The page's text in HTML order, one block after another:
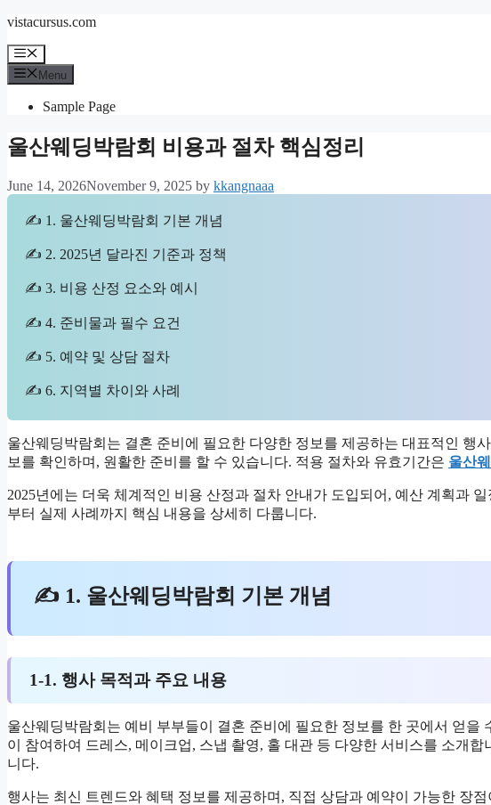
Skip
content
vistacursus.com
Menu
Menu
Sample Page
울산웨딩박람회 비용과 절차 핵심정리
June 14, 2026November 9, 2025 by kkangnaaa
✍ 1. 울산웨딩박람회 기본 개념
✍ 2. 2025년 달라진 기준과 정책
✍ 3. 비용 산정 요소와 예시
✍ 4. 준비물과 필수 요건
✍ 5. 예약 및 상담 절차
✍ 6. 지역별 차이와 사례
울산웨딩박람회는 결혼 준비에 필요한 다양한 정보를 제공하는 대표적인 행
보를 확인하며, 원활한 준비를 할 수 있습니다. 적용 절차와 유효기간은 울산
2025년에는 더욱 체계적인 비용 산정과 절차 안내가 도입되어, 예산 계획과
부터 실제 사례까지 핵심 내용을 상세히 다룹니다.
✍ 1. 울산웨딩박람회 기본 개념
1-1. 행사 목적과 주요 내용
울산웨딩박람회는 예비 부부들이 결혼 준비에 필요한 정보를 한 곳에서 얻을
이 참여하여 드레스, 메이크업, 스냅 촬영, 홀 대관 등 다양한 서비스를 소개
니다.
행사는 최신 트렌드와 혜택 정보를 제공하며, 직접 상담과 예약이 가능한 장